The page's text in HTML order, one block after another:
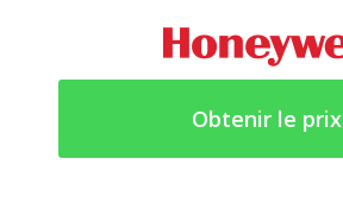
Obtenir le prix